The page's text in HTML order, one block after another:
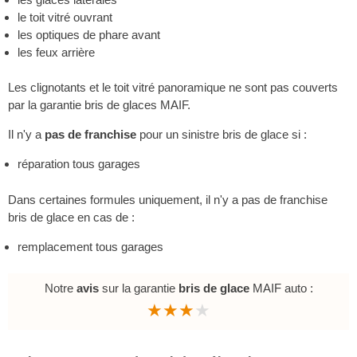
le toit vitré ouvrant
les optiques de phare avant
les feux arrière
Les clignotants et le toit vitré panoramique ne sont pas couverts
par la garantie bris de glaces MAIF.
Il n'y a pas de franchise pour un sinistre bris de glace si :
réparation tous garages
Dans certaines formules uniquement, il n'y a pas de franchise
bris de glace en cas de :
remplacement tous garages
Notre avissur la garantie bris de glaceMAIF auto :
★★★★